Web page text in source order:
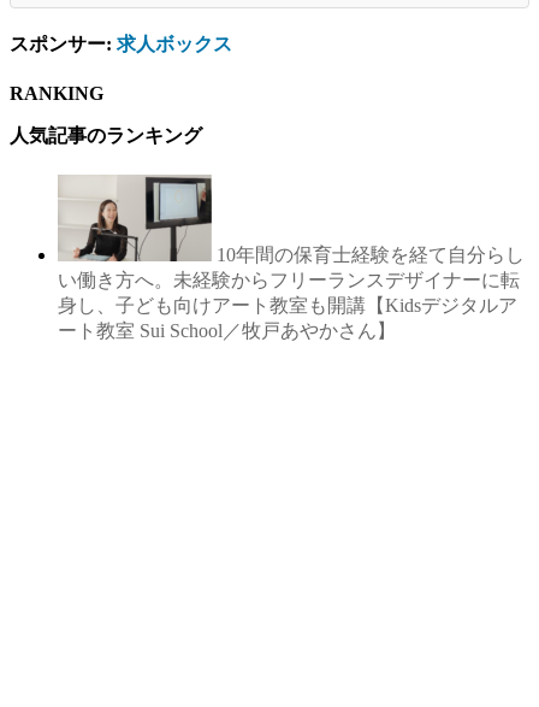
スポンサー: 求人ボックス
RANKING
人気記事のランキング
10年間の保育士経験を経て自分らし
い働き方へ。未経験からフリーランスデザイナーに転
身し、子ども向けアート教室も開講【Kidsデジタルア
ート教室 Sui School／牧戸あやかさん】